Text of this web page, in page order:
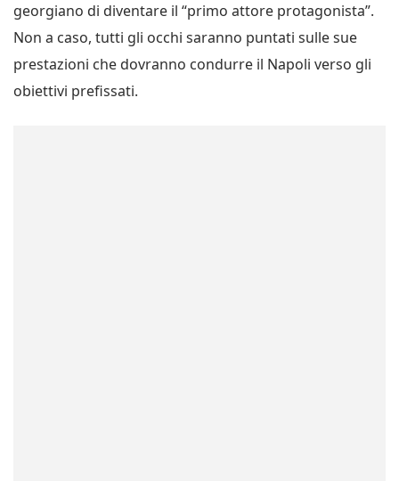
georgiano di diventare il “primo attore protagonista”.
Non a caso, tutti gli occhi saranno puntati sulle sue
prestazioni che dovranno condurre il Napoli verso gli
obiettivi prefissati.